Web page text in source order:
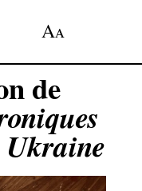
AA
de
Ukraine